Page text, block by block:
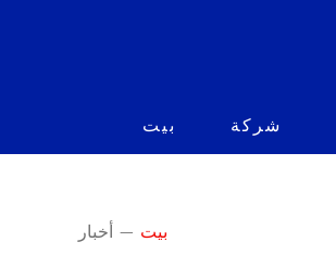
بيت شركة
بيت — أخبار